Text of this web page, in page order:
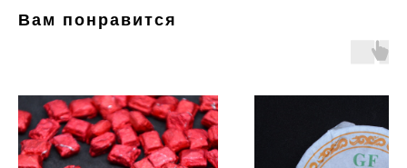
Вам понравится